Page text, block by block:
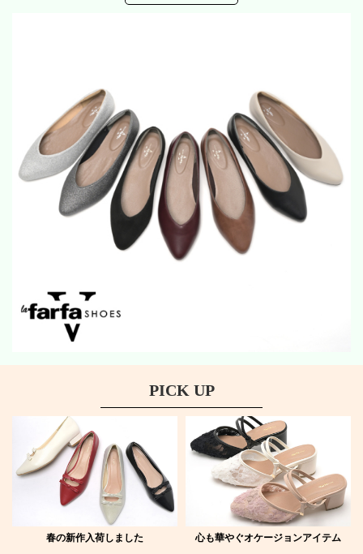
PICK UP
春の新作入荷しました 心も華やぐオケージョンアイテム